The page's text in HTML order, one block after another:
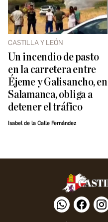
CASTILLA Y LEÓN
Un incendio de pasto
en la carretera entre
Éjeme y Galisancho, en
Salamanca, obliga a
detener el tráfico
Isabel de la Calle Fernández